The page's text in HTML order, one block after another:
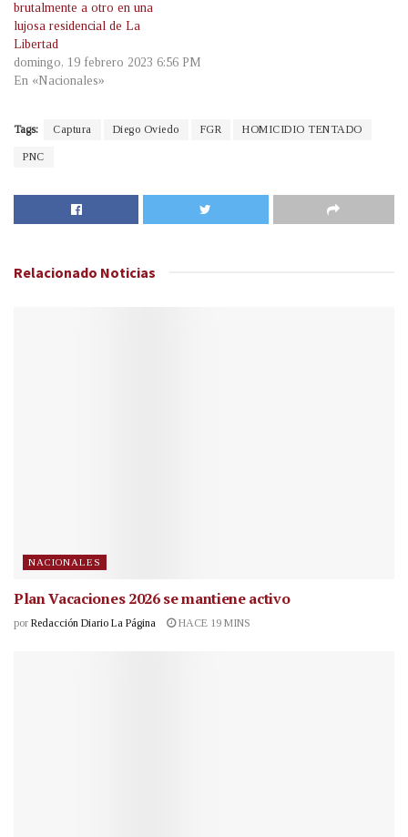
brutalmente a otro en una
lujosa residencial de La
Libertad
domingo, 19 febrero 2023 6:56 PM
En «Nacionales»
Tags: Captura Diego Oviedo FGR HOMICIDIO TENTADO
PNC
Relacionado Noticias
NACIONALES
Plan Vacaciones 2026 se mantiene activo
por Redacción Diario La Página HACE 19 MINS